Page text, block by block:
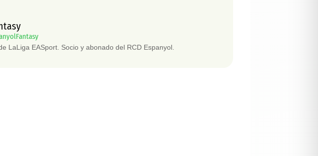
LaLiga EASport. Socio y abonado del RCD Espanyol.